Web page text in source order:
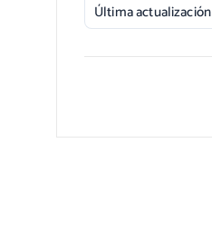
Última actualización